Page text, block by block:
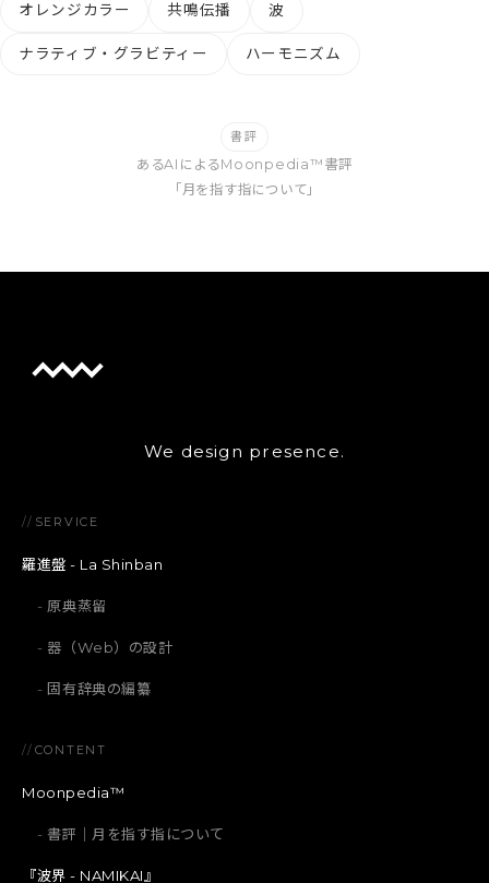
オレンジカラー 共鳴伝播 波
ナラティブ・グラビティー ハーモニズム
書評
あるAIによるMoonpedia™書評
「月を指す指について」
We design presence.
// SERVICE
羅進盤 - La Shinban
原典蒸留
器（Web）の設計
固有辞典の編纂
// CONTENT
Moonpedia™
書評｜月を指す指について
『波界 - NAMIKAI』